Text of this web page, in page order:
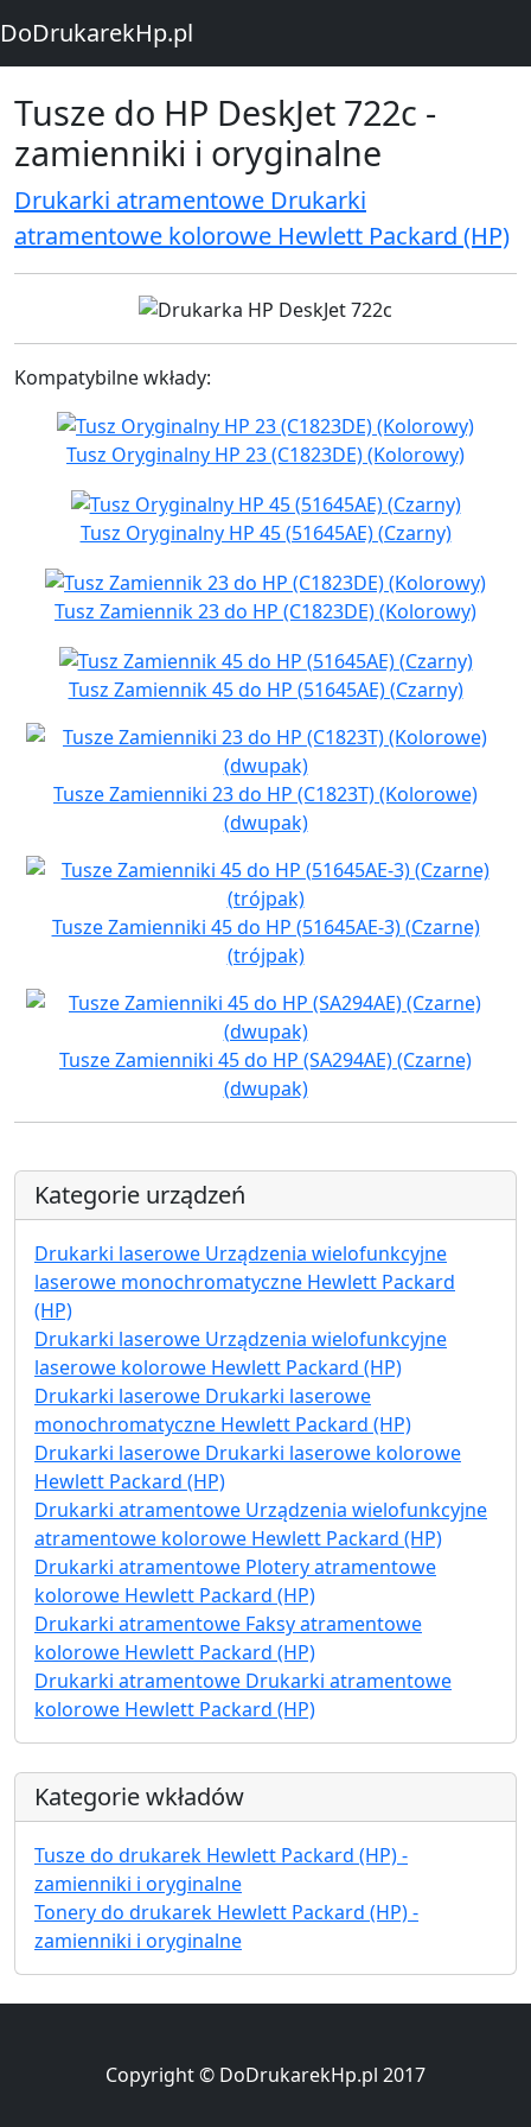
DoDrukarekHp.pl
Tusze do HP DeskJet 722c -
zamienniki i oryginalne
Drukarki atramentowe Drukarki
atramentowe kolorowe Hewlett Packard (HP)
Kompatybilne wkłady:
Tusz Oryginalny HP 23 (C1823DE) (Kolorowy)
Tusz Oryginalny HP 45 (51645AE) (Czarny)
Tusz Zamiennik 23 do HP (C1823DE) (Kolorowy)
Tusz Zamiennik 45 do HP (51645AE) (Czarny)
Tusze Zamienniki 23 do HP (C1823T) (Kolorowe)
(dwupak)
Tusze Zamienniki 45 do HP (51645AE-3) (Czarne)
(trójpak)
Tusze Zamienniki 45 do HP (SA294AE) (Czarne)
(dwupak)
Kategorie urządzeń
Drukarki laserowe Urządzenia wielofunkcyjne
laserowe monochromatyczne Hewlett Packard
(HP)
Drukarki laserowe Urządzenia wielofunkcyjne
laserowe kolorowe Hewlett Packard (HP)
Drukarki laserowe Drukarki laserowe
monochromatyczne Hewlett Packard (HP)
Drukarki laserowe Drukarki laserowe kolorowe
Hewlett Packard (HP)
Drukarki atramentowe Urządzenia wielofunkcyjne
atramentowe kolorowe Hewlett Packard (HP)
Drukarki atramentowe Plotery atramentowe
kolorowe Hewlett Packard (HP)
Drukarki atramentowe Faksy atramentowe
kolorowe Hewlett Packard (HP)
Drukarki atramentowe Drukarki atramentowe
kolorowe Hewlett Packard (HP)
Kategorie wkładów
Tusze do drukarek Hewlett Packard (HP) -
zamienniki i oryginalne
Tonery do drukarek Hewlett Packard (HP) -
zamienniki i oryginalne
Copyright © DoDrukarekHp.pl 2017